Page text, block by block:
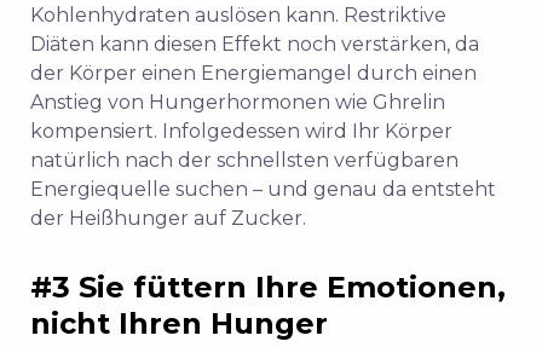
Kohlenhydraten auslösen kann. Restriktive
Diäten kann diesen Effekt noch verstärken, da
der Körper einen Energiemangel durch einen
Anstieg von Hungerhormonen wie Ghrelin
kompensiert. Infolgedessen wird Ihr Körper
natürlich nach der schnellsten verfügbaren
Energiequelle suchen – und genau da entsteht
der Heißhunger auf Zucker.
#3 Sie füttern Ihre Emotionen,
nicht Ihren Hunger